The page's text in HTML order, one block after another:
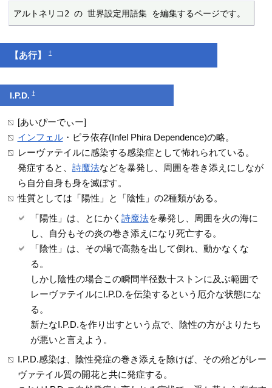
アルトネリコ2 の 世界設定用語集 を編集するページです。
【あ行】†
I.P.D.†
[あいぴーでぃー]
インフェル・ピラ依存(Infel Phira Dependence)の略。
レーヴァテイルに感染する感染症として怖れられている。
発症すると、 詩魔法などを暴発し、周囲を巻き添えにしなが
ら自分自身も身を滅ぼす。
性質としては「陽性」と「陰性」の2種類がある。
「陽性」は、とにかく 詩魔法を暴発し、周囲を火の海に
し、自分もその炎の巻き添えになり死亡する。
「陰性」は、その場で高熱を出して倒れ、動かなくな
る。
しかし陰性の場合この瞬間半径数十ストンに及ぶ範囲で
レーヴァテイルにI.P.D.を伝染するという厄介な状態にな
る。
新たなI.P.D.を作り出すという点で、陰性の方がよりたち
が悪いと言えよう。
I.P.D.感染は、陰性発症の巻き添えを除けば、その殆どがレー
ヴァテイル質の開花と共に発症する。